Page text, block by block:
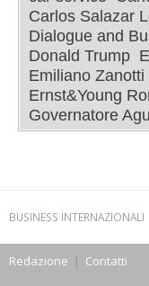
Carlos Salazar
Dialogue and
Donald Trump
Emiliano Zanotti
Ernst&Young
Governatore
BUSINESS INTERNAZIONALI
Redazione | Contatti